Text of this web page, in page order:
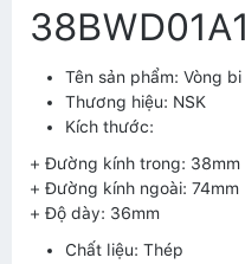
Tên sản phẩm: Vòng
Thương hiệu: NSK
Kích thước:
+ Đường kính trong: 38mm
+ Đường kính ngoài: 74mm
+ Độ dày: 36mm
Chất liệu: Thép